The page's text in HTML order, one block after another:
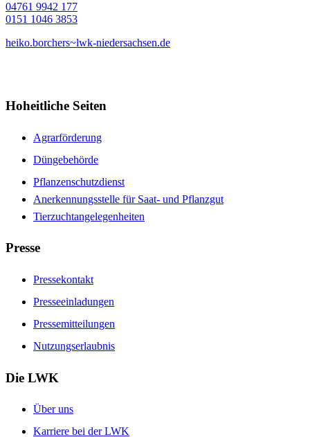
04761 9942 177
0151 1046 3853
heiko.borchers~lwk-niedersachsen.de
Hoheitliche Seiten
Agrarförderung
Düngebehörde
Pflanzenschutzdienst
Anerkennungsstelle für Saat- und Pflanzgut
Tierzuchtangelegenheiten
Presse
Pressekontakt
Presseeinladungen
Pressemitteilungen
Nutzungserlaubnis
Die LWK
Über uns
Karriere bei der LWK